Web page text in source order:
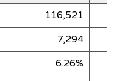
116,521
7,294
6.26%